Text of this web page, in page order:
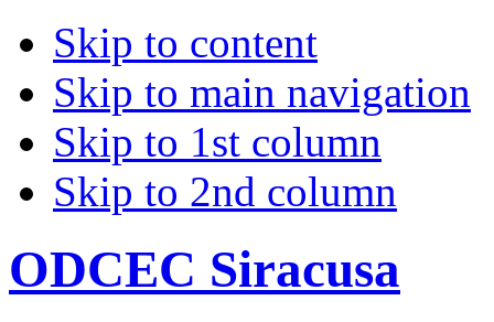
Skip to content
Skip to main navigation
Skip to 1st column
Skip to 2nd column
ODCEC Siracusa